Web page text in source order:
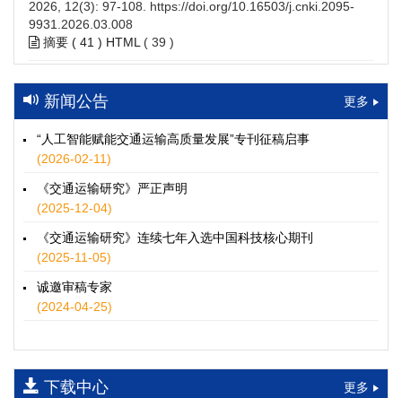
2026, 12(3): 97-108. https://doi.org/10.16503/j.cnki.2095-
9931.2026.03.008
摘要 ( 41 ) HTML ( 39 )
高速公路充电设施技术规划综述：场景需求、技术路线与配置
策略
2026, 12(3): 109-124.https://doi.org/10.16503/j.cnki.2095-
9931.2026.03.009
摘要 (
HTML
水运港-船多能源融合技术及集成应用——以宁波舟山港穿山港
童亮, 袁裕鹏, 袁成清, 唐道贵, 钟晓晖, 严新平
2026, 12(3): 125-136.
9931.2026.03.010
摘要 (34 ) HTML
师瑞峰, 程龙飞, 张凌志, 王亚彬, 刘状壮
2026, 12(3): 137-150.https://doi.org/10.16503/j.cnki.2095-
9931.2026.03.011
新闻公告 更多
“人工智能赋能交通运输高质量发展”专刊征稿启事
(2026-02-11)
《交通运输研究》严正声明
(2025-12-04)
《交通运输研究》连续七年入选中国科技核心期刊
(2025-11-05)
诚邀审稿专家
(2024-04-25)
下载中心 更多